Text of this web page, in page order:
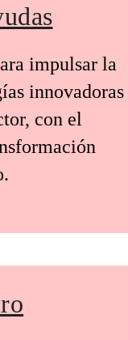
impulsar la
innovadoras
con el